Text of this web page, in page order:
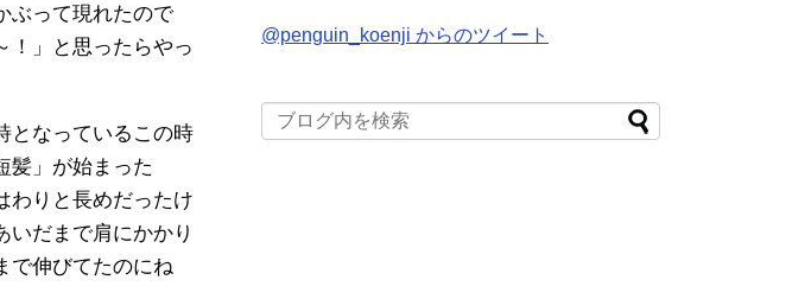
ぶって現れたので
！」と思ったらやっ
となっているこの時
髪」が始まった
わりと長めだったけ
いだまで肩にかかり
で伸びてたのにね
@penguin_koenji からのツイート